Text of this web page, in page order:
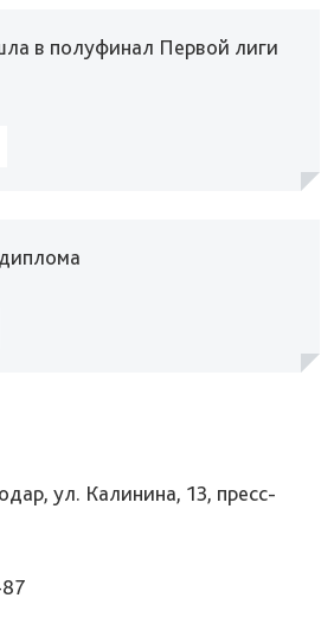
в полуфинал Первой лиги
ул. Калинина, 13, пресс-